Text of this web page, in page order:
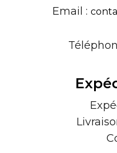
Email :